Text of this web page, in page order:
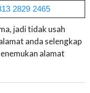
2829 2465
jadi tidak usah
anda selengkap
alamat